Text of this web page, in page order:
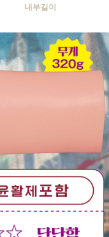
내부길이